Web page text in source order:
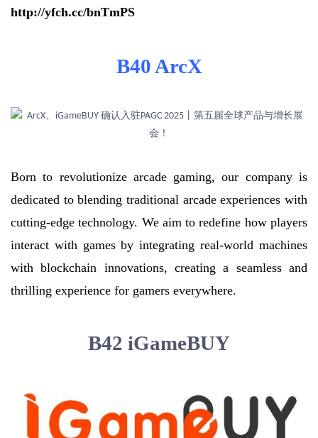
http://yfch.cc/bnTmPS
B40 ArcX
Born to revolutionize arcade gaming, our company is
dedicated to blending traditional arcade experiences with
cutting-edge technology. We aim to redefine how players
interact with games by integrating real-world machines
with blockchain innovations, creating a seamless and
thrilling experience for gamers everywhere.
B42 iGameBUY